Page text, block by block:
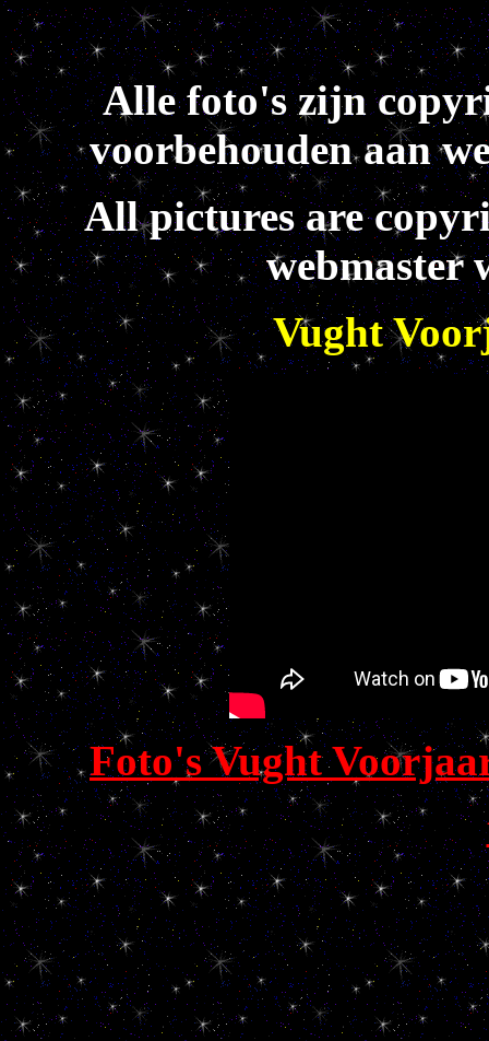
Alle foto's zijn
voorbehouden aan
All pictures are
webmaster
Vught
Foto's Vught